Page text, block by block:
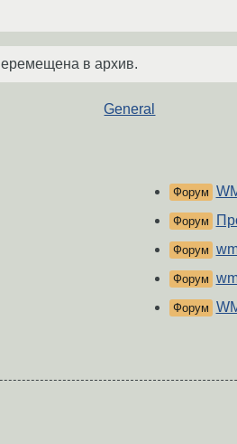
в архив.
General
Форум
Форум
Форум
Форум
Форум